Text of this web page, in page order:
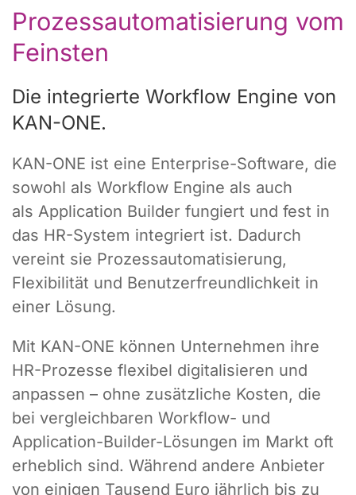
Prozessautomatisierung vom
Feinsten
Die integrierte Workflow Engine von
KAN-ONE.
KAN-ONE ist eine Enterprise-Software, die
sowohl als Workflow Engine als auch
als Application Builder fungiert und fest in
das HR-System integriert ist. Dadurch
vereint sie Prozessautomatisierung,
Flexibilität und Benutzerfreundlichkeit in
einer Lösung.
Mit KAN-ONE können Unternehmen ihre
HR-Prozesse flexibel digitalisieren und
anpassen – ohne zusätzliche Kosten, die
bei vergleichbaren Workflow- und
Application-Builder-Lösungen im Markt oft
erheblich sind. Während andere Anbieter
von einigen Tausend Euro jährlich bis zu